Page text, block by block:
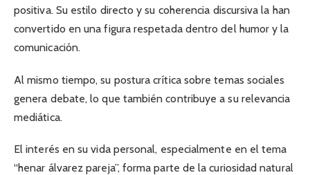
positiva. Su estilo directo y su coherencia discursiva la han
convertido en una figura respetada dentro del humor y la
comunicación.
Al mismo tiempo, su postura crítica sobre temas sociales
genera debate, lo que también contribuye a su relevancia
mediática.
El interés en su vida personal, especialmente en el tema
“henar álvarez pareja”, forma parte de la curiosidad natural